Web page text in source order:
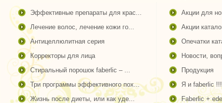
эффективные препараты для крас...
лечение волос, лечение кожи го...
антицеллюлитная серия
корректоры для лица
стиральный порошок faberlic – ...
три программы эффективного пох...
жизнь после диеты, или как уде...
акции для
акции
опечатки
новости,
продукция
я и faberlic !!!
faberlic +